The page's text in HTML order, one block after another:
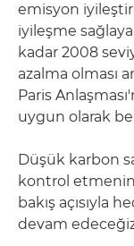
emisyon
iyileşme
kadar 2008
azalma olması
Paris
uygun olarak
Düşük karbon
kontrol
bakış açısıyla
devam